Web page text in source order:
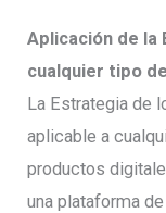
Aplicación de la
cualquier tipo
La Estrategia de
aplicable a
productos
una plataforma